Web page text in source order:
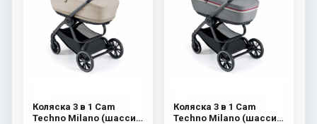
Коляска 3 в 1 Cam
Techno Milano (шасси
Коляска 3 в 1 Cam
Techno Milano (шасси